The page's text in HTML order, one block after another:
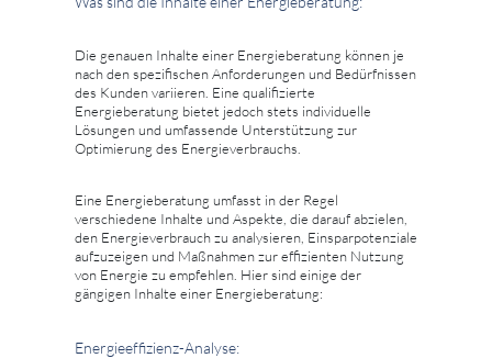
Die genauen Inhalte einer Energieberatung können je
nach den spezifischen Anforderungen und Bedürfnissen
des Kunden variieren. Eine qualifizierte
Energieberatung bietet jedoch stets individuelle
Lösungen und umfassende Unterstützung zur
Optimierung des Energieverbrauchs.
Eine Energieberatung umfasst in der Regel
verschiedene Inhalte und Aspekte, die darauf abzielen,
den Energieverbrauch zu analysieren, Einsparpotenziale
aufzuzeigen und Maßnahmen zur effizienten Nutzung
von Energie zu empfehlen. Hier sind einige der
gängigen Inhalte einer Energieberatung:
Energieeffizienz-Analyse: